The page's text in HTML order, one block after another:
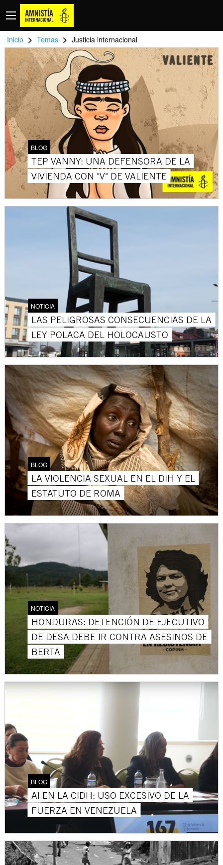
Inicio > Temas > Justicia internacional
BLOG
TEP VANNY: UNA DEFENSORA DE LA
VIVIENDA CON "V" DE VALIENTE
NOTICIA
LAS PELIGROSAS CONSECUENCIAS DE LA
LEY POLACA DEL HOLOCAUSTO
BLOG
LA VIOLENCIA SEXUAL EN EL DIH Y EL
ESTATUTO DE ROMA
NOTICIA
HONDURAS: DETENCIÓN DE EJECUTIVO
DE DESA DEBE IR CONTRA ASESINOS DE
BERTA
BLOG
AI EN LA CIDH: USO EXCESIVO DE LA
FUERZA EN VENEZUELA